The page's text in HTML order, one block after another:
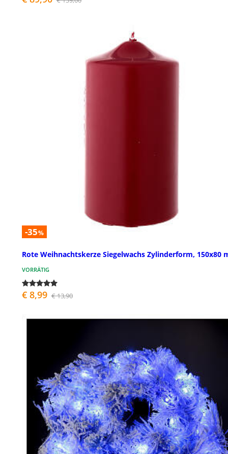
-35%
Rote Weihnachtskerze Siegelwachs Zylinderform, 150x80
VORRÄTIG
€ 8,99 € 13,90